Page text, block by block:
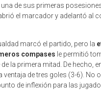
de sus primeras
el marcador y adelantó al
marcó el partido, pero la
compases le permitió
la primera mitad. De hecho,
ventaja de tres goles (3-6). No
de inflexión para las